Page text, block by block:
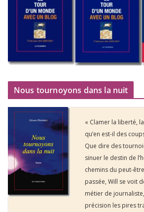
Nous tournoyons dans la nuit
« Clamer la liberté,
qu’en est-il des
Que dire des
sinuer le destin de
chemins du peut-
passée, Will se voit
métier de
précision les pires